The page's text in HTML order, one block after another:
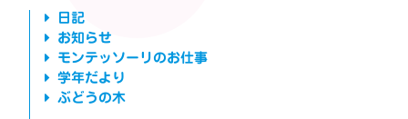
日記
お知らせ
モンテッソーリのお仕事
学年だより
ぶどうの木